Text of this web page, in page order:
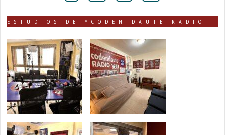
ESTUDIOS DE YCODEN DAUTE RADIO